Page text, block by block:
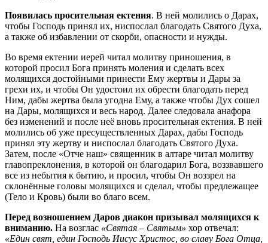
Появилась просительная ектения. В ней молились о Дарах,
чтобы Господь принял их, ниспослал благодать Святого Духа,
а также об избавлении от скорби, опасности и нужды.
Во время ектении иерей читал молитву приношения, в
которой просил Бога принять моления и сделать всех
молящихся достойными принести Ему жертвы и Дары за
грехи их, и чтобы Он удостоил их обрести благодать перед
Ним, дабы жертва была угодна Ему, а также чтобы Дух сошел
на Дары, молящихся и весь народ. Далее следовала анафора
без изменений и после неё вновь просительная ектения. В ней
молились об уже пресуществленных Дарах, дабы Господь
принял эту жертву и ниспослал благодать Святого Духа.
Затем, после «Отче наш» священник в алтаре читал молитву
главопреклонения, в которой он благодарил Бога, воззвавшего
все из небытия к бытию, и просил, чтобы Он воззрел на
склонённые головы молящихся и сделал, чтобы предлежащее
(Тело и Кровь) были во благо всем.
Перед возношением Даров диакон призывал молящихся к
вниманию. На возглас «Святая – Святым» хор отвечал:
«Един свят, един Господь Иисус Христос, во славу Бога Отца,